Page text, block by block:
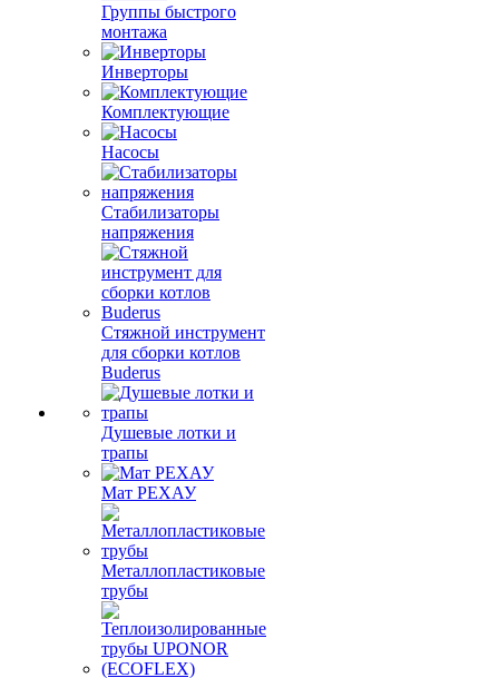
Группы быстрого
монтажа
Инверторы
Комплектующие
Насосы
Стабилизаторы
напряжения
Стяжной инструмент
для сборки котлов
Buderus
Душевые лотки и
трапы
Мат РЕХАУ
Металлопластиковые
трубы